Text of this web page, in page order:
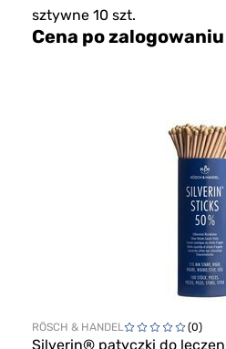
sztywne 10 szt.
Cena po zalogowaniu
RÖSCH & HANDEL (0)
Silverin® patyczki do